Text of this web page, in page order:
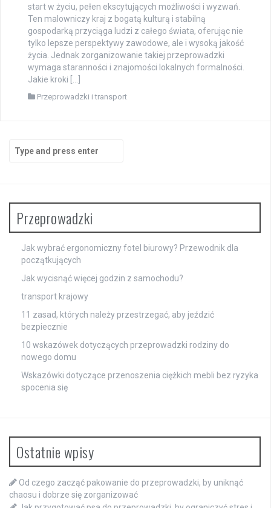
start w życiu, pełen ekscytujących możliwości i wyzwań.
Ten malowniczy kraj z bogatą kulturą i stabilną
gospodarką przyciąga ludzi z całego świata, oferując nie
tylko lepsze perspektywy zawodowe, ale i wysoką jakość
życia. Jednak zorganizowanie takiej przeprowadzki
wymaga staranności i znajomości lokalnych formalności.
Jakie kroki […]
Przeprowadzki i transport
for:
Przeprowadzki
Jak wybrać ergonomiczny fotel biurowy? Przewodnik dla
początkujących
Jak wycisnąć więcej godzin z samochodu?
transport krajowy
11 zasad, których należy przestrzegać, aby jeździć
bezpiecznie
10 wskazówek dotyczących przeprowadzki rodziny do
nowego domu
Wskazówki dotyczące przenoszenia ciężkich mebli bez ryzyka
spocenia się
Ostatnie wpisy
Od czego zacząć pakowanie do przeprowadzki, by uniknąć
chaosu i dobrze się zorganizować